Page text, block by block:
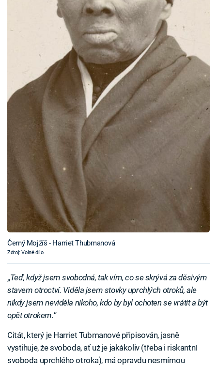
Černý Mojžíš - Harriet Thubmanová
Zdroj: Volné dílo
„Teď, když jsem svobodná, tak vím, co se skrývá za děsivým
stavem otroctví. Viděla jsem stovky uprchlých otroků, ale
nikdy jsem neviděla nikoho, kdo by byl ochoten se vrátit a být
opět otrokem.“
Citát, který je Harriet Tubmanové připisován, jasně
vystihuje, že svoboda, ať už je jakákoliv (třeba i riskantní
svoboda uprchlého otroka), má opravdu nesmírnou